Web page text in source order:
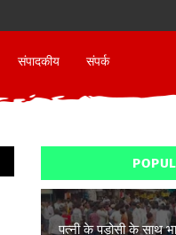
संपादकीय संपर्क
पत्नी के पड़ोसी के साथ